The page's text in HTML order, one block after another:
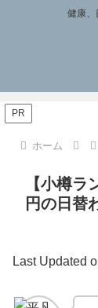
健康、
PR
ホーム
【小樽
円の日替
Last Updated